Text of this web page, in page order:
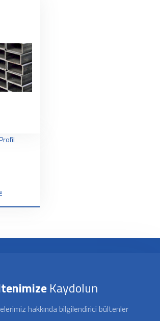
Kaydolun
hakkında bilgilendirici bültenler